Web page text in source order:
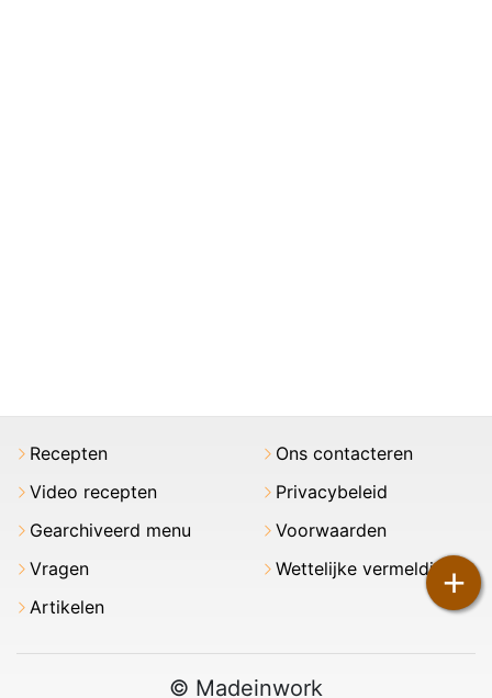
+
Recepten
Video recepten
Gearchiveerd menu
Vragen
Artikelen
Ons contacteren
Privacybeleid
Voorwaarden
Wettelijke vermeldingen
© Madeinwork